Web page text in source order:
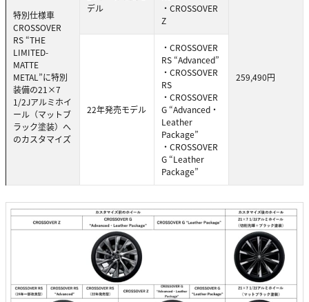
特別仕様車
CROSSOVER
RS “THE
LIMITED-
MATTE
METAL”に特別
装備の21×7
1/2Jアルミホイ
ール（マットブ
ラック塗装）へ
のカスタマイズ
デル
・CROSSOVER
Z
259,490円
22年発売モデル
・CROSSOVER
RS “Advanced”
・CROSSOVER
RS
・CROSSOVER
G “Advanced・
Leather
Package”
・CROSSOVER
G “Leather
Package”